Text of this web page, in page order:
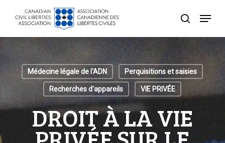
recherche
Menu
Médecine légale de l'ADN Perquisitions et saisies
Recherches d'appareils VIE PRIVÉE
DROIT À LA VIE